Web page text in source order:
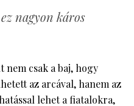
nagyon káros
csak a baj, hogy
az arcával, hanem az
lehet a fiatalokra,